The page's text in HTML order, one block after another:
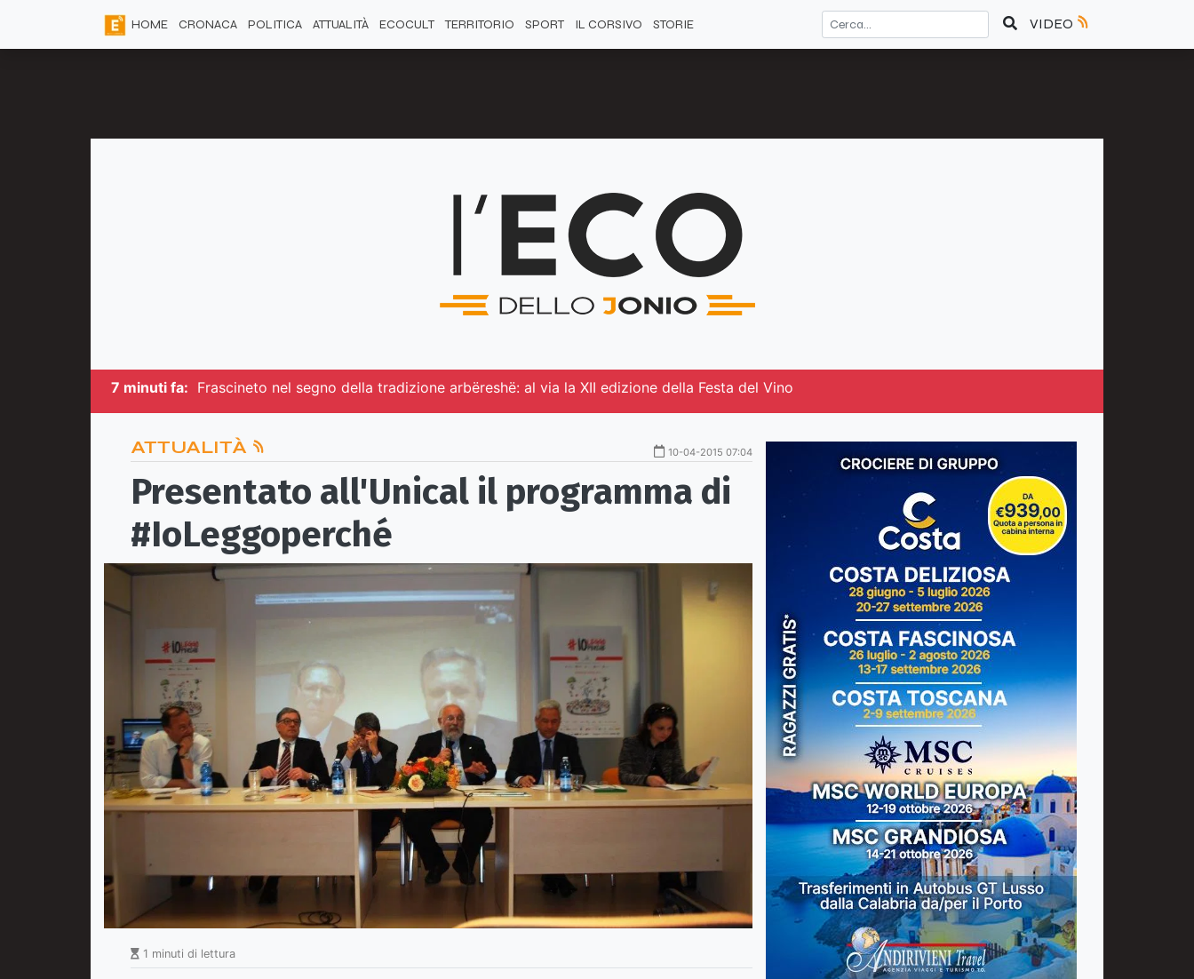
HOME CRONACA POLITICA ATTUALITÀ ECOCULT TERRITORIO SPORT IL CORSIVO STORIE VIDEO
7 minuti fa: Frascineto nel segno della tradizione arbëreshë: al via la XII edizione della Festa del Vino
ATTUALITÀ 10-04-2015 07:04
Presentato all'Unical il programma di
#IoLeggoperché
1 minuti di lettura